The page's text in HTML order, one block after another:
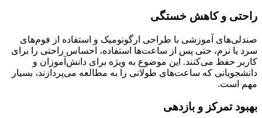
راحتی و کاهش خستگی
صندلی‌های آموزشی با طراحی ارگونومیک و استفاده از فوم‌های
سرد یا نرم، حتی پس از ساعت‌ها استفاده، احساس راحتی را برای
کاربر حفظ می‌کنند. این موضوع به ویژه برای دانش‌آموزان و
دانشجویانی که ساعت‌های طولانی را به مطالعه می‌پردازند، بسیار
مهم است.
بهبود تمرکز و بازدهی